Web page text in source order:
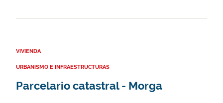
VIVIENDA
URBANISMO E INFRAESTRUCTURAS
Parcelario catastral - Morga